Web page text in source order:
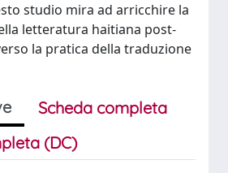
studio mira ad arricchire la
letteratura haitiana post-
la pratica della traduzione
Scheda completa
(DC)